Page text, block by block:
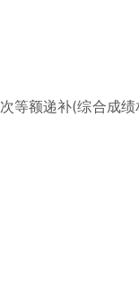
等额递补(综合成绩